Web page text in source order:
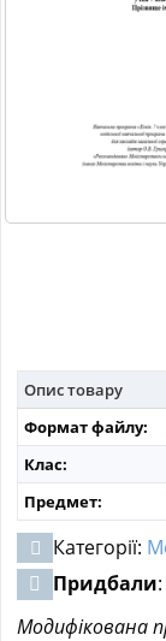
МАТЕРІАЛИ
НОВИНИ
Опис товару
Формат файлу:
Клас:
Предмет:
Категорії:
Придбали
Модифікована